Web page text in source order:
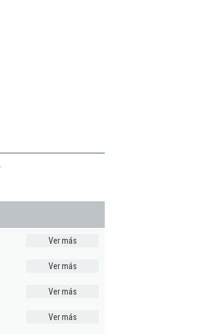
Ver más
Ver más
Ver más
Ver más